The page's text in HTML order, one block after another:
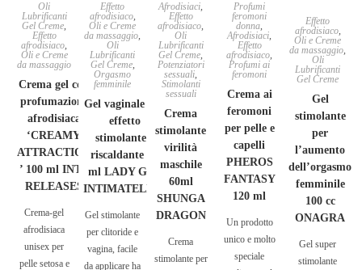
Oli
Lubrificanti
Gel Creme,
Effetto
afrodisiaco,
Oli e Creme
da massaggio
Crema gel con
profumazione
afrodisiaca
‘CREAMY
ATTRACTION
’ 100 ml INTT
RELEASES
Crema-gel
afrodisiaca
unisex per
pelle setosa e
Effetto
afrodisiaco,
Oli e Creme
da massaggio,
Oli
Lubrificanti
Gel Creme,
Orgasmo
femminile
Gel vaginale con
effetto
stimolante e
riscaldante 30
ml LADY GEL
INTIMATELINE
Gel stimolante
per clitoride e
vagina, facile
da applicare ha
Afrodisiaci,
Effetto
afrodisiaco,
Oli
Lubrificanti
Gel Creme,
Potenziatori
sessuali,
Stimolanti
sessuali
Crema
stimolante
virilità
maschile
60ml
SHUNGA
DRAGON
Crema
stimolante per
Profumi
feromoni
donna,
Afrodisiaci,
Effetto
afrodisiaco,
Profumi ai
feromoni
Crema ai
feromoni
per pelle e
capelli
PHEROS
FANTASY
120 ml
Un prodotto
unico e molto
speciale
Effetto
afrodisiaco,
Oli e Creme
da massaggio,
Oli
Lubrificanti
Gel Creme
Gel
stimolante
per
l’aumento
dell’orgasmo
femminile
100 cc
ONAGRA
Gel super
stimolante